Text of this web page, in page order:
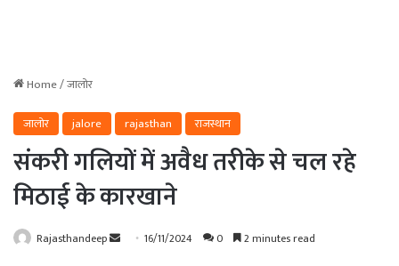
Home/जालोर
जालोर
jalore rajasthan राजस्थान
संकरी गलियों में अवैध तरीके से चल रहे
मिठाई के कारखाने
Rajasthandeep
Send 16/11/2024 0 2 minutes read